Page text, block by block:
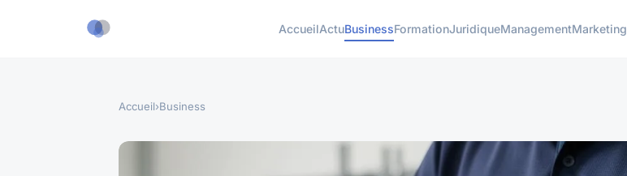
AccueilActuBusinessFormationJuridiqueManagementMarketing
Accueil›Business